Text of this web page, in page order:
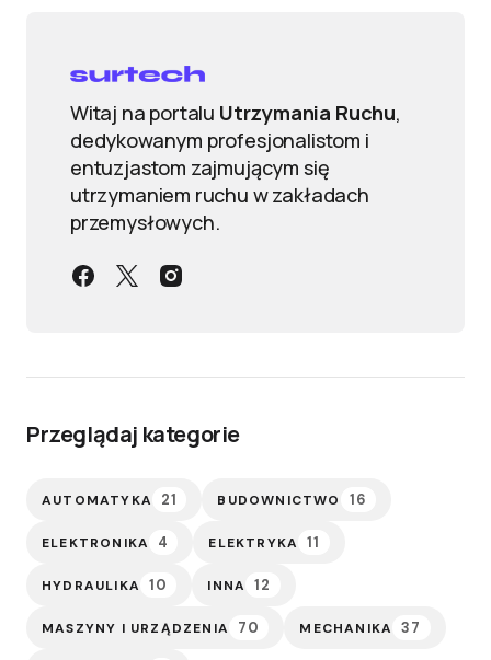
Witaj na portalu Utrzymania Ruchu,
dedykowanym profesjonalistom i
entuzjastom zajmującym się
utrzymaniem ruchu w zakładach
przemysłowych.
Przeglądaj kategorie
AUTOMATYKA 21 BUDOWNICTWO 16
ELEKTRONIKA 4 ELEKTRYKA 11
HYDRAULIKA 10 INNA 12
MASZYNY I URZĄDZENIA 70 MECHANIKA 37